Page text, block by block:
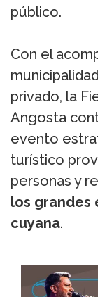
público.
Con el
privado, la
Angosta
evento
turístico
personas y
los grandes
cuyana.